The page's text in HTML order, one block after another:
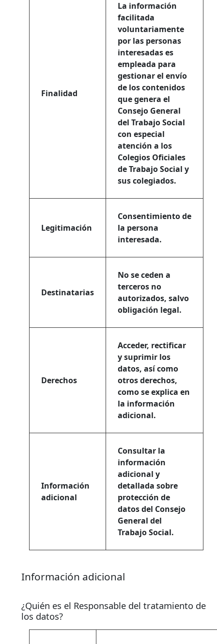
Finalidad
La información
facilitada
voluntariamente
por las personas
interesadas es
empleada para
gestionar el envío
de los contenidos
que genera el
Consejo General
del Trabajo Social
con especial
atención a los
Colegios Oficiales
de Trabajo Social y
sus colegiados.
Legitimación
Consentimiento de
la persona
interesada.
Destinatarias
No se ceden a
terceros no
autorizados, salvo
obligación legal.
Derechos
Acceder, rectificar
y suprimir los
datos, así como
otros derechos,
como se explica en
la información
adicional.
Información
adicional
Consultar la
información
adicional y
detallada sobre
protección de
datos del Consejo
General del
Trabajo Social.
Información adicional
¿Quién es el Responsable del tratamiento de
los datos?